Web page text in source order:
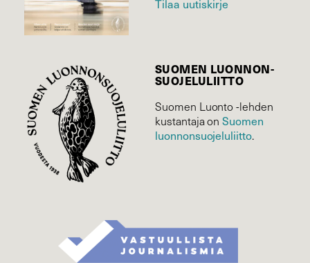
SUOMEN LUONNON­
SUOJELU­LIITTO
Suomen Luonto -lehden
kustantaja onSuomen
luonnonsuojelu­liitto.